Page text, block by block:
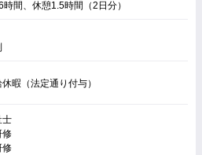
間、休憩1.5時間（2日分）
暇（法定通り付与）
士
修
修